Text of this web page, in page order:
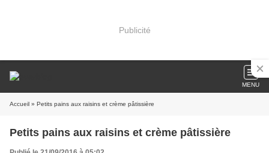
Publicité
MENU
Accueil » Petits pains aux raisins et crème pâtissière
Petits pains aux raisins et crème pâtissière